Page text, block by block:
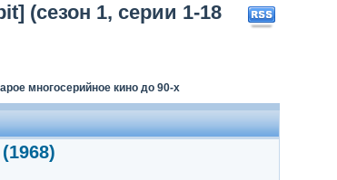
(сезон 1, серии 1-18
многосерийное кино до 90-х